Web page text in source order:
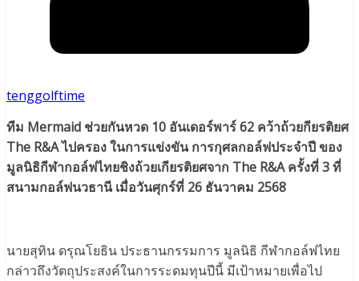
tenggolftime
ทีม Mermaid ช่วยกันหวด 10 อันเดอร์พาร์ 62 คว้าถ้วยกียรติยศ
The R&A ไปครอง ในการแข่งขัน การกุศลกอล์ฟประจำปี ของ
มูลนิธิกีฬากอล์ฟไทยชิงถ้วยเกียรติยศจาก The R&A ครั้งที่ 3 ที่
สนามกอล์ฟนวธานี เมื่อวันศุกร์ที่ 26 ธันวาคม 2568
นายสุทิน ดรุณโยธิน ประธานกรรมการ มูลนิธิ กีฬากอล์ฟไทย
กล่าวถึงวัตถุประสงค์ในการระดมทุนปีนี้ มีเป้าหมายเพื่อไป